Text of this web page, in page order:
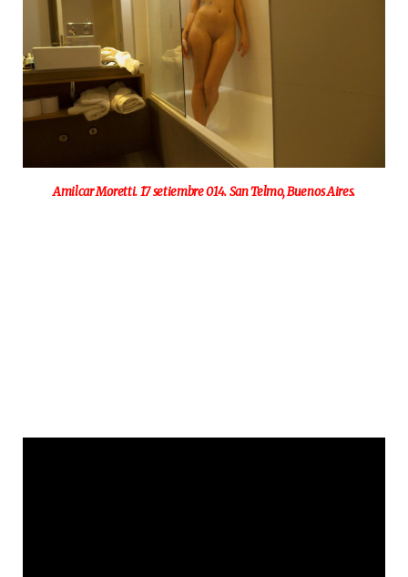
Amilcar Moretti. 17 setiembre 014. San Telmo, Buenos Aires.